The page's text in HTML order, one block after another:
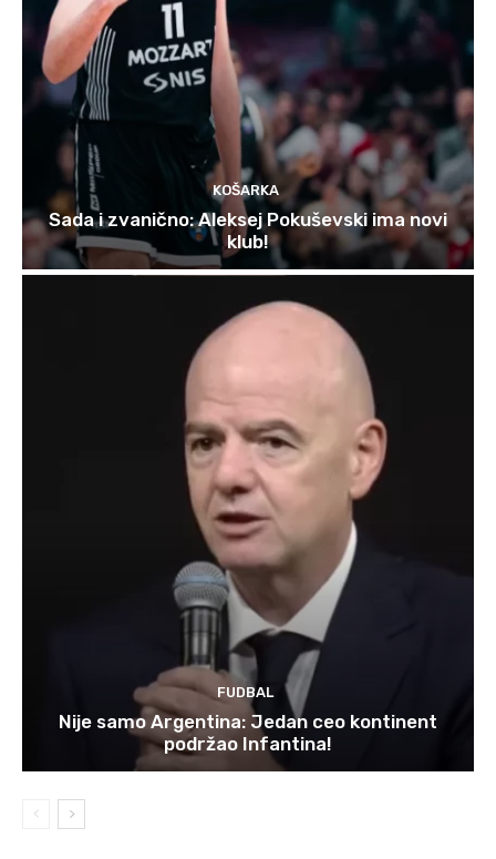
KOŠARKA
Sada i zvanično: Aleksej Pokuševski ima novi
klub!
FUDBAL
Nije samo Argentina: Jedan ceo kontinent
podržao Infantina!